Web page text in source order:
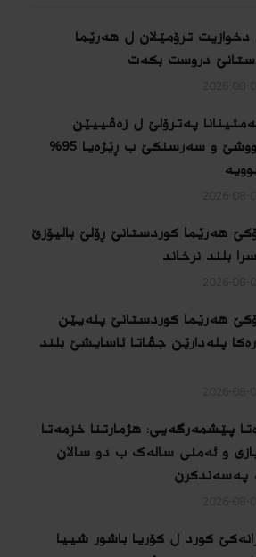
ترۆمێلان ل هەرێما
دروست بكەت
په‌ترۆلێ ل زه‌ڤییێن
ئەترووشێ و سەرسنكێ ب ڕێژەیا 95%
هەرێما کوردستانێ ڕۆلێ بالیۆزێ
بلند نرخاند
هەرێما کوردستانێ پلەیێن
پلەدارێن جڤاتا ئاسایشێ بلند
پێشمەرگەیی: هژمارتنا خزمەتا
و ئەمنی سالەک ب دو سالان
پەسەندكرن
کورد ل کۆریا باشور شییا